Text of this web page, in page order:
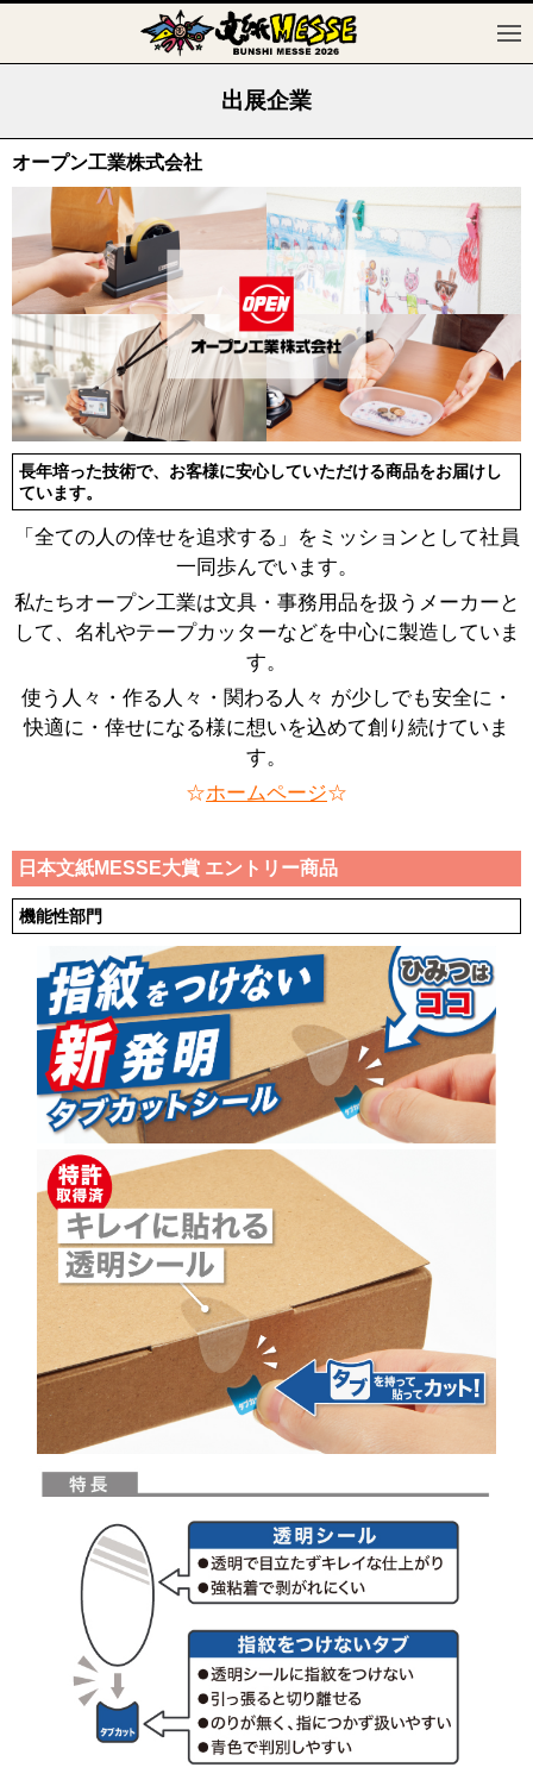
出展企業
オープン工業株式会社
長年培った技術で、お客様に安心していただける商品をお届けし
ています。
「全ての人の倖せを追求する」をミッションとして社員
一同歩んでいます。
私たちオープン工業は文具・事務用品を扱うメーカーと
して、名札やテープカッターなどを中心に製造していま
す。
使う人々・作る人々・関わる人々 が少しでも安全に・
快適に・倖せになる様に想いを込めて創り続けていま
す。
☆ホームページ☆
日本文紙MESSE大賞 エントリー商品
機能性部門